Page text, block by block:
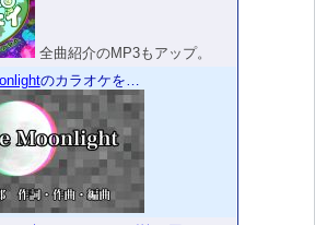
全曲紹介のMP3もアップ。
のカラオケを…